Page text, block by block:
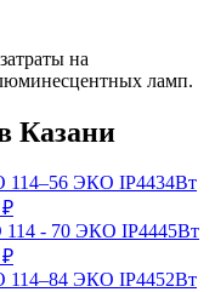
на
ламп.
Казани
ЭКО IP4434Вт
₽
- 70 ЭКО IP4445Вт
₽
ЭКО IP4452Вт